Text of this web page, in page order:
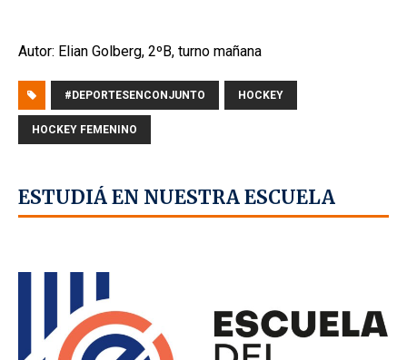
Autor: Elian Golberg, 2ºB, turno mañana
#DEPORTESENCONJUNTO HOCKEY
HOCKEY FEMENINO
ESTUDIÁ EN NUESTRA ESCUELA